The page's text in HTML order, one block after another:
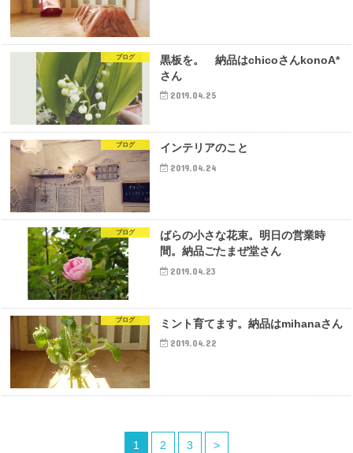
ブログ
黒板を。 納品はchicoさんkonoA*
さん
2019.04.25
ブログ インテリアのこと
2019.04.24
ブログ
ばらの小さな花束。明日の営業時
間。納品ごたまぜ堂さん
2019.04.23
ブログ ミント育てます。納品はmihanaさん
2019.04.22
1 2 3 >